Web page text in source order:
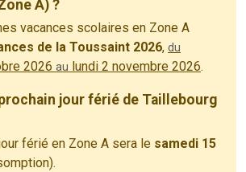
A) ?
vacances scolaires en Zone A
de la Toussaint 2026, du
2026 au lundi 2 novembre 2026.
jour férié de Taillebourg
férié en Zone A sera le samedi 15